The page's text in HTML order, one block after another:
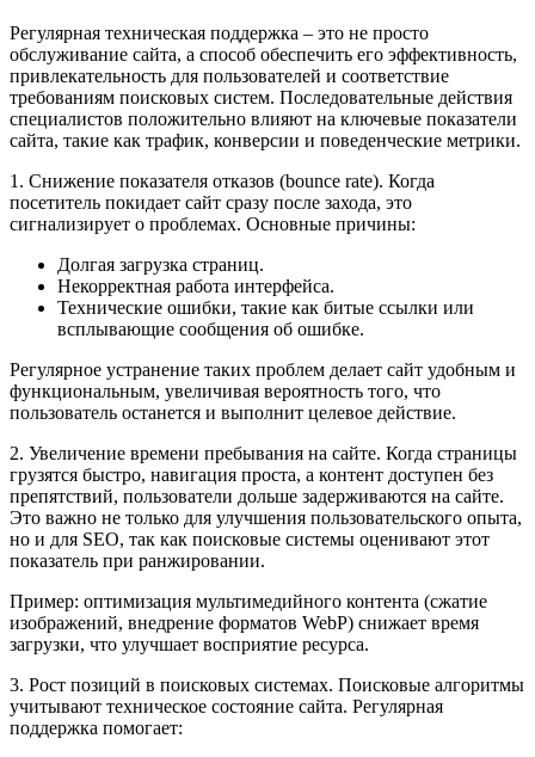
Регулярная техническая поддержка – это не просто
обслуживание сайта, а способ обеспечить его эффективность,
привлекательность для пользователей и соответствие
требованиям поисковых систем. Последовательные действия
специалистов положительно влияют на ключевые показатели
сайта, такие как трафик, конверсии и поведенческие метрики.
1. Снижение показателя отказов (bounce rate). Когда
посетитель покидает сайт сразу после захода, это
сигнализирует о проблемах. Основные причины:
Долгая загрузка страниц.
Некорректная работа интерфейса.
Технические ошибки, такие как битые ссылки или
всплывающие сообщения об ошибке.
Регулярное устранение таких проблем делает сайт удобным и
функциональным, увеличивая вероятность того, что
пользователь останется и выполнит целевое действие.
2. Увеличение времени пребывания на сайте. Когда страницы
грузятся быстро, навигация проста, а контент доступен без
препятствий, пользователи дольше задерживаются на сайте.
Это важно не только для улучшения пользовательского опыта,
но и для SEO, так как поисковые системы оценивают этот
показатель при ранжировании.
Пример: оптимизация мультимедийного контента (сжатие
изображений, внедрение форматов WebP) снижает время
загрузки, что улучшает восприятие ресурса.
3. Рост позиций в поисковых системах. Поисковые алгоритмы
учитывают техническое состояние сайта. Регулярная
поддержка помогает: